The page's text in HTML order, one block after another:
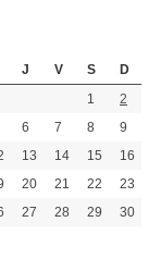
J V S
D
1
2
6 7 8
9
13 14 15
16
20 21 22
23
27 28 29
30